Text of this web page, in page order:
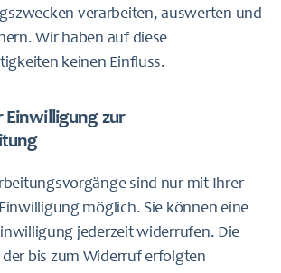
verarbeiten, auswerten und
Wir haben auf diese
keinen Einfluss.
zur
sind nur mit Ihrer
möglich. Sie können eine
jederzeit widerrufen. Die
bis zum Widerruf erfolgten